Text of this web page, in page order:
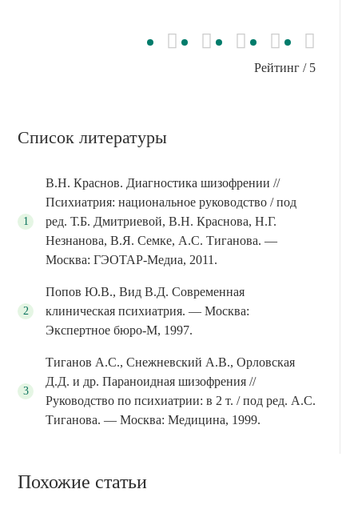
Рейтинг / 5
Список литературы
В.Н. Краснов. Диагностика шизофрении //
Психиатрия: национальное руководство / под
ред. Т.Б. Дмитриевой, В.Н. Краснова, Н.Г.
Незнанова, В.Я. Семке, А.С. Тиганова. —
Москва: ГЭОТАР-Медиа, 2011.
Попов Ю.В., Вид В.Д. Современная
клиническая психиатрия. — Москва:
Экспертное бюро-М, 1997.
Тиганов А.С., Снежневский А.В., Орловская
Д.Д. и др. Параноидная шизофрения //
Руководство по психиатрии: в 2 т. / под ред. А.С.
Тиганова. — Москва: Медицина, 1999.
Похожие статьи